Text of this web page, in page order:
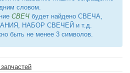
словом.
СВЕЧ будет найдено СВЕЧА,
НАБОР СВЕЧЕЙ и т.д.
быть не менее 3 символов.